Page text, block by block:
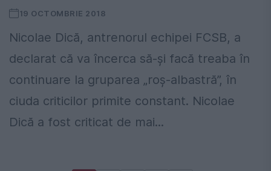
19 OCTOMBRIE 2018
Nicolae Dică, antrenorul echipei FCSB, a
declarat că va încerca să-și facă treaba în
continuare la gruparea „roș-albastră”, în
ciuda criticilor primite constant. Nicolae
Dică a fost criticat de mai...